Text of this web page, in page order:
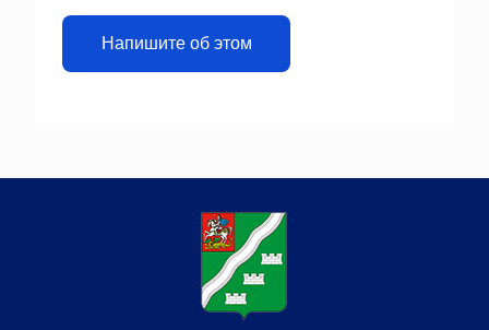
Напишите об этом